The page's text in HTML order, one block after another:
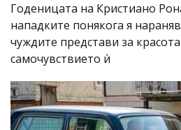
Годеницата на Кристиано
нападките понякога я
чуждите представи за
самочувствието ѝ